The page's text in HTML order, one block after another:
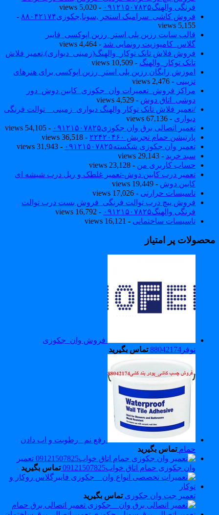
فرنگی والهنگ۰۹۱۲۱۵۰۷۸۲۵
- 5,020 views
فروش کاشی_سرامیک استخر ,سونا,جکوزی۸۸۰۴۲۱۷۴
-
5,155 views
قالب سایت رزین پلی استر_رزین اپوکسی_فایبر
گلاس_کامپوزیت رونمایی شد- 4,464 views
فروش فلاش تانک توکار_والهنگ(زمینی_دیواری),تعمیر فلاش
تانک توکار_والهنگ- 10,509 views
اموزش رایگان رزین پلی استر_رزین اپوکسی برای هنرهای
تزیینی- 2,476 views
مراکز فروش_تعمیرات وان_جکوزی_کابین دوش_دور
دوشی_اتاق دوش- 4,529 views
/تعمیر فلاش تانک توکار والهنگ دیواری_زمینی _ توالت فرنگی
دیواری - 67,136 views
تعمیر اتصالی برق وان جکوزی۰۹۱۲۱۵۰۷۸۲۵
- 54,105 views
پارتیشن حمام تجریش ۲۲۴۲۰۴۶۰
- 36,518 views
تعمیر وان جکوزی شکسته۰۹۱۲۱۵۰۷۸۲۵
- 31,943 views
سبد خرید - 29,143 views
حساب کاربری من- 23,128 views
تعمیر درب کابین دوش-تعمیر غلطک و ریل درب شیشه ای
کابین دوش- 19,449 views
تاسیسات حرارتی- 17,026 views
فروش پیچ درب توالت فرنگی_فروش بست درب توالت
فرنگی والهنگ۰۹۱۲۱۵۰۷۸۲۵
- 16,792 views
تاسیسات ساختمانی- 16,121 views
پر امتیاز
فروش وان_جکوزی
نوفر88042174
تماس بگیرید
رفع نم _رطوبت و اب دادن
حمام تماس بگیرید
تعمیر
وان جکوزی حمام اتاق خواب09121507825
تماس بگیرید
تعمیر جت وان جکوزی تماس بگیرید